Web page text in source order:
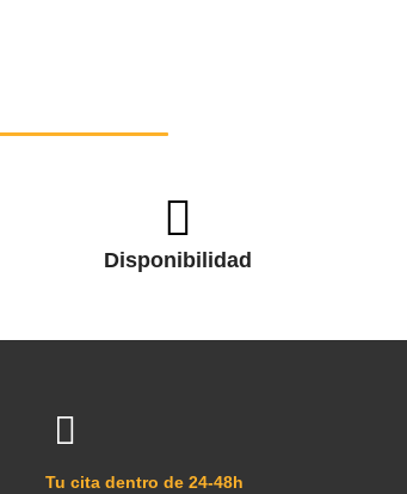
Disponibilidad
Tu cita dentro de 24-48h